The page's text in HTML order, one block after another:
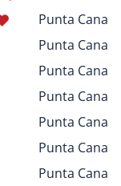
Punta Cana
Punta Cana
Punta Cana
Punta Cana
Punta Cana
Punta Cana
Punta Cana